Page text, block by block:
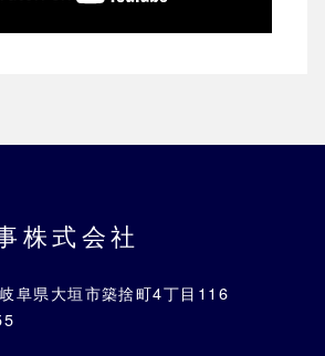
株式会社
阜県大垣市築捨町4丁目116